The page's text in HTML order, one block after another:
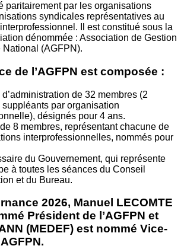
paritairement par les organisations
syndicales représentatives au
Il est constitué sous la
dénommée : Association de Gestion
(AGFPN).
de l’AGFPN est composée :
de 32 membres (2
par organisation
désignés pour 4 ans.
8 membres, représentant chacune de
interprofessionnelles, nommés pour
du Gouvernement, qui représente
à toutes les séances du Conseil
et du Bureau.
2026, Manuel LECOMTE
Président de l’AGFPN et
(MEDEF) est nommé Vice-